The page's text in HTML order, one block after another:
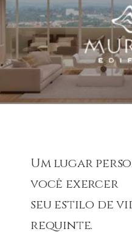
Um lugar
você exercer
seu estilo de
requinte.